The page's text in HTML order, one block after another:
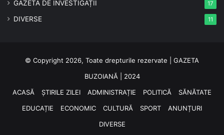
GAZETA DE INVESTIGAȚII 17
DIVERSE 11
© Copyright 2026, Toate drepturile rezervate | GAZETA
BUZOIANĂ | 2024
ACASĂ
ȘTIRILE ZILEI ADMINISTRAȚIE POLITICĂ
SĂNĂTATE
EDUCAȚIE
ECONOMIC CULTURĂ SPORT
ANUNȚURI
DIVERSE